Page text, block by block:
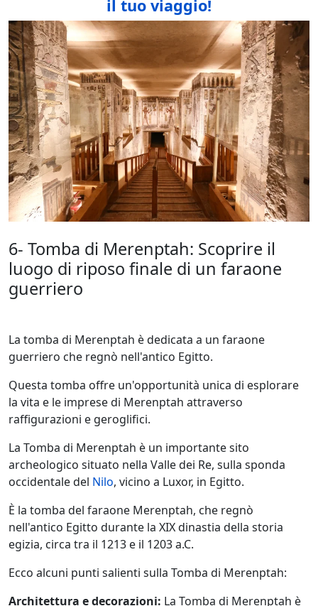
il tuo viaggio!
6- Tomba di Merenptah: Scoprire il
luogo di riposo finale di un faraone
guerriero
La tomba di Merenptah è dedicata a un faraone
guerriero che regnò nell'antico Egitto.
Questa tomba offre un'opportunità unica di esplorare
la vita e le imprese di Merenptah attraverso
raffigurazioni e geroglifici.
La Tomba di Merenptah è un importante sito
archeologico situato nella Valle dei Re, sulla sponda
occidentale del Nilo, vicino a Luxor, in Egitto.
È la tomba del faraone Merenptah, che regnò
nell'antico Egitto durante la XIX dinastia della storia
egizia, circa tra il 1213 e il 1203 a.C.
Ecco alcuni punti salienti sulla Tomba di Merenptah:
Architettura e decorazioni: La Tomba di Merenptah è